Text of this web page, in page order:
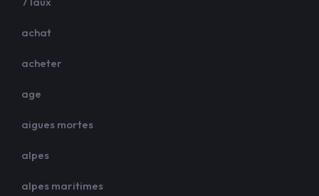
achat
acheter
age
aigues mortes
alpes
alpes maritimes